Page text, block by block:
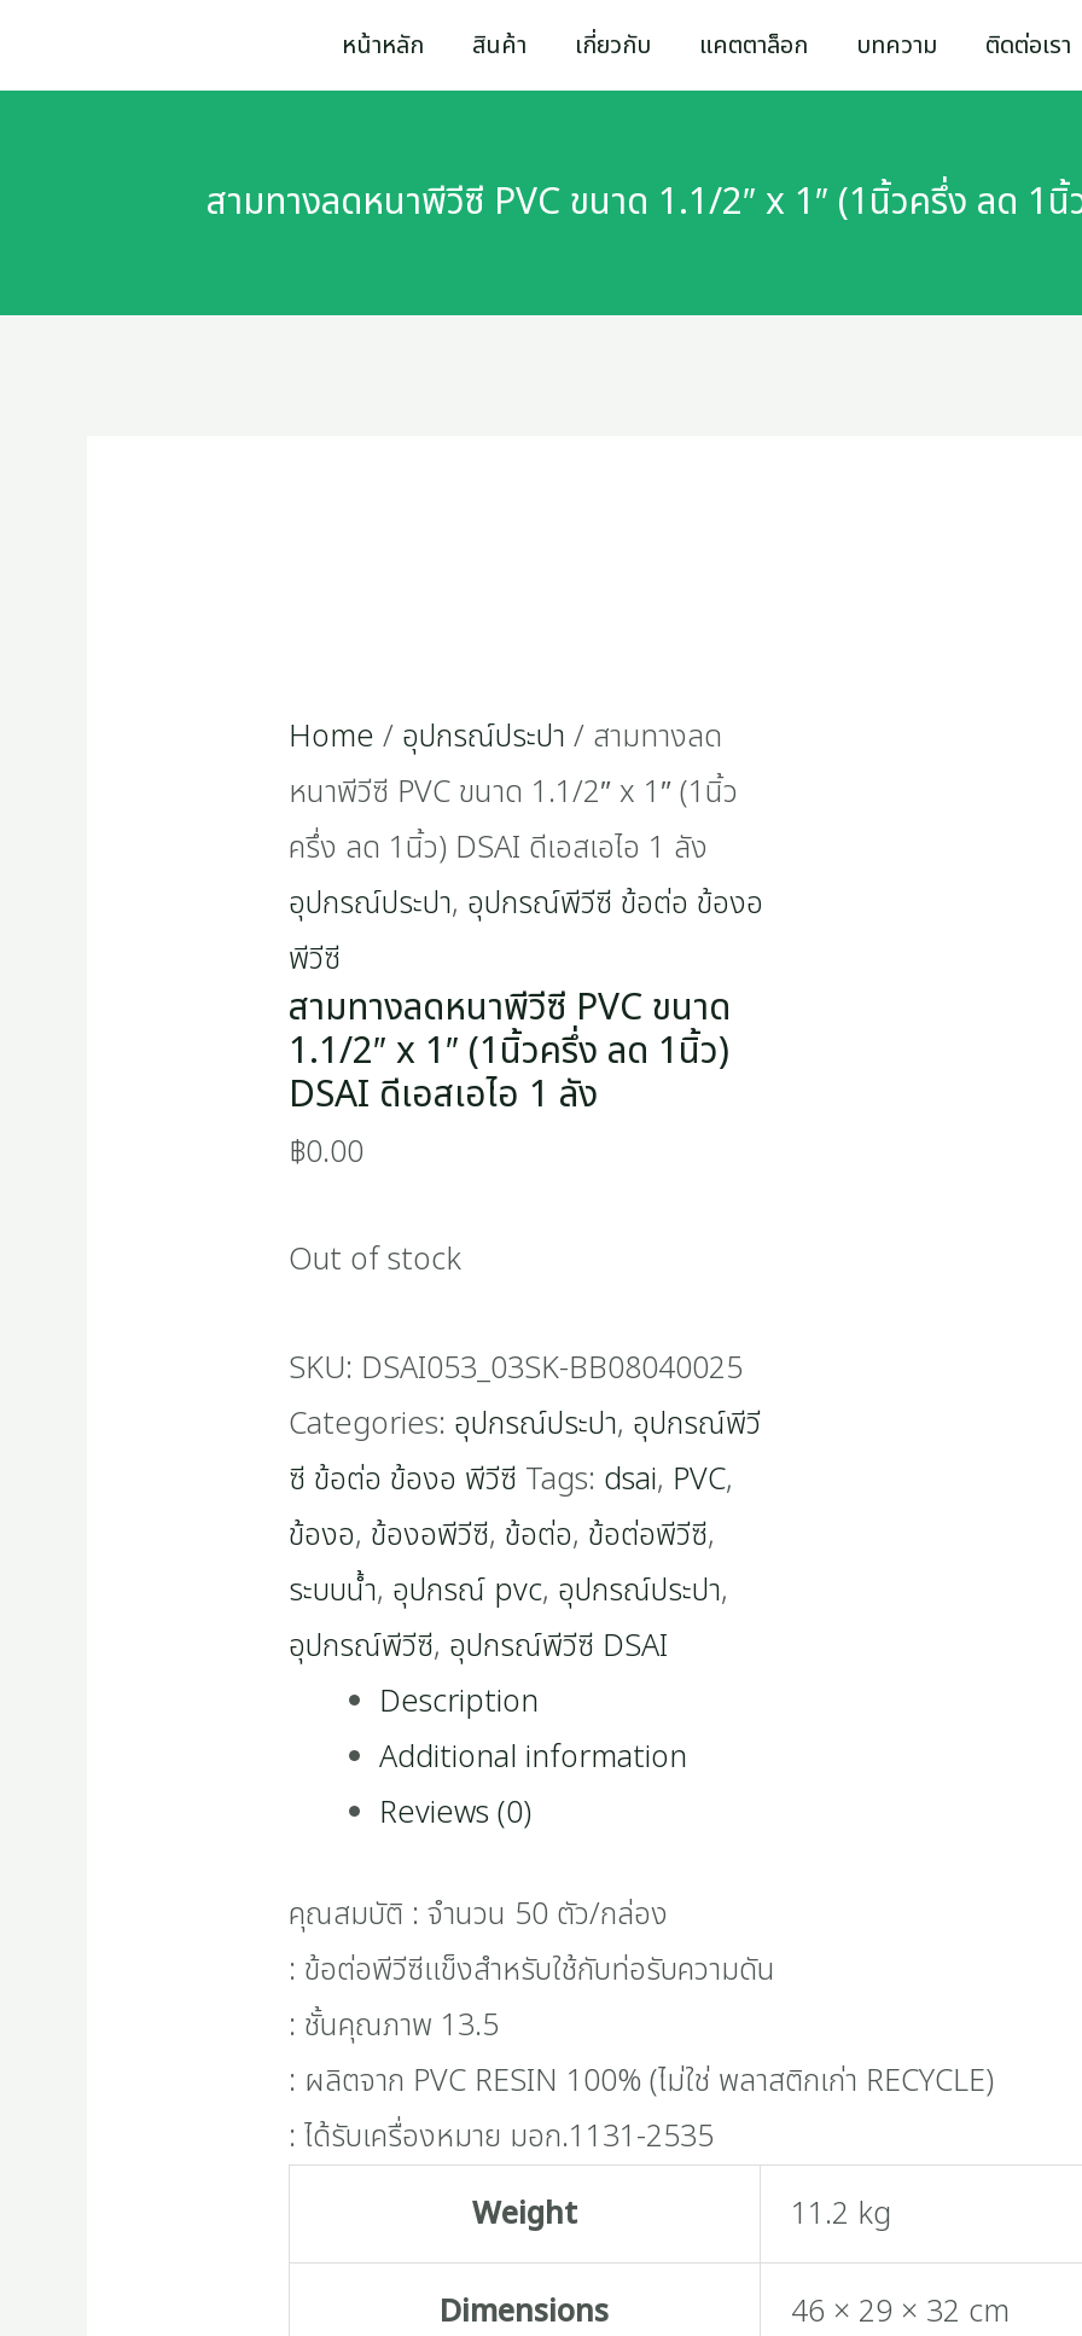
to
หน้าหลัก สินค้า เกี่ยวกับ แคตตาล็อก บทความ ติดต่อเรา
สามทางลดหนาพีวีซี PVC ขนาด 1.1/2″ x 1″ (1นิ้วครึ่ง ลด 1นิ้
Home / อุปกรณ์ประปา / สามทางลด
หนาพีวีซี PVC ขนาด 1.1/2″ x 1″ (1นิ้ว
ครึ่ง ลด 1นิ้ว) DSAI ดีเอสเอไอ 1 ลัง
อุปกรณ์ประปา, อุปกรณ์พีวีซี ข้อต่อ ข้องอ
พีวีซี
สามทางลดหนาพีวีซี PVC ขนาด
1.1/2″ x 1″ (1นิ้วครึ่ง ลด 1นิ้ว)
DSAI ดีเอสเอไอ 1 ลัง
฿0.00
Out of stock
SKU: DSAI053_03SK-BB08040025
Categories: อุปกรณ์ประปา, อุปกรณ์พีวี
ซี ข้อต่อ ข้องอ พีวีซี Tags: dsai, PVC,
ข้องอ, ข้องอพีวีซี, ข้อต่อ, ข้อต่อพีวีซี,
ระบบน้ำ, อุปกรณ์ pvc, อุปกรณ์ประปา,
อุปกรณ์พีวีซี, อุปกรณ์พีวีซี DSAI
Description
Additional information
Reviews (0)
คุณสมบัติ : จำนวน 50 ตัว/กล่อง
: ข้อต่อพีวีซีแข็งสำหรับใช้กับท่อรับความดัน
: ชั้นคุณภาพ 13.5
: ผลิตจาก PVC RESIN 100% (ไม่ใช่ พลาสติกเก่า RECYCLE)
: ได้รับเครื่องหมาย มอก.1131-2535
Weight
11.2 kg
Dimensions 46 × 29 × 32 cm